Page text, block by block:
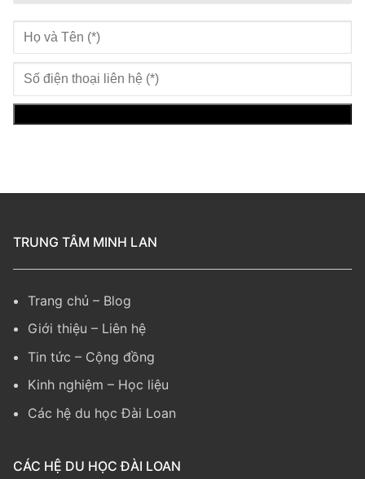
TRUNG TÂM MINH LAN
Trang chủ – Blog
Giới thiệu – Liên hệ
Tin tức – Cộng đồng
Kinh nghiệm – Học liệu
Các hệ du học Đài Loan
CÁC HỆ DU HỌC ĐÀI LOAN